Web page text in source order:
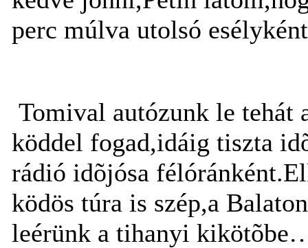
perc múlva utolsó
Tomival autózunk le tehát
köddel fogad,idáig tiszta
rádió idõjósa
ködös túra is szép,a
leérünk a tihanyi